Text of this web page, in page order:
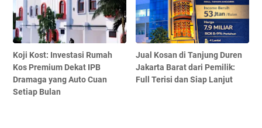
Koji Kost: Investasi Rumah
Kos Premium Dekat IPB
Dramaga yang Auto Cuan
Setiap Bulan
Jual Kosan di Tanjung Duren
Jakarta Barat dari Pemilik:
Full Terisi dan Siap Lanjut